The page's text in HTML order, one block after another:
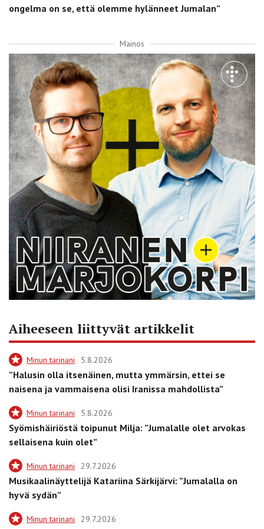
ongelma on se, että olemme hylänneet Jumalan”
Mainos
Aiheeseen liittyvät artikkelit
Minun tarinani 5.8.2026
”Halusin olla itsenäinen, mutta ymmärsin, ettei se
naisena ja vammaisena olisi Iranissa mahdollista”
Minun tarinani 5.8.2026
Syömishäiriöstä toipunut Milja: ”Jumalalle olet arvokas
sellaisena kuin olet”
Minun tarinani 29.7.2026
Musikaalinäyttelijä Katariina Särkijärvi: ”Jumalalla on
hyvä sydän”
Minun tarinani 29.7.2026